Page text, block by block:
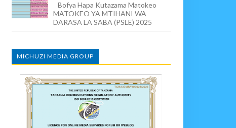
Bofya Hapa Kutazama Matokeo
MATOKEO YA MTIHANI WA
DARASA LA SABA (PSLE) 2025
MICHUZI MEDIA GROUP